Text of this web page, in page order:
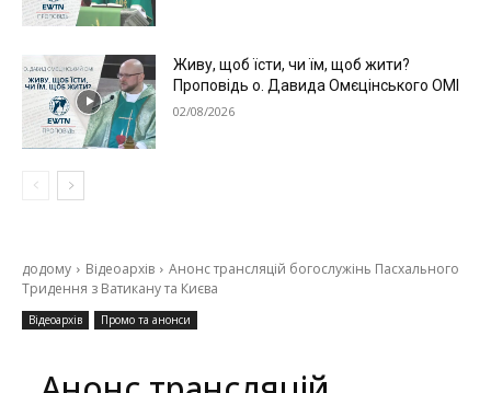
Живу, щоб їсти, чи їм, щоб жити?
Проповідь о. Давида Омєцінського ОМІ
02/08/2026